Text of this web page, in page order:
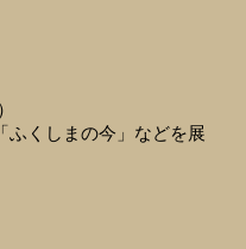
ふくしまの今」などを展